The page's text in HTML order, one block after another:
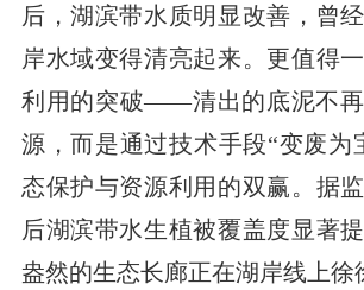
后，湖滨带水质明显改善，曾
岸水域变得清亮起来。更值得
利用的突破——清出的底泥不
源，而是通过技术手段“变废为
态保护与资源利用的双赢。据
后湖滨带水生植被覆盖度显著
盎然的生态长廊正在湖岸线上徐